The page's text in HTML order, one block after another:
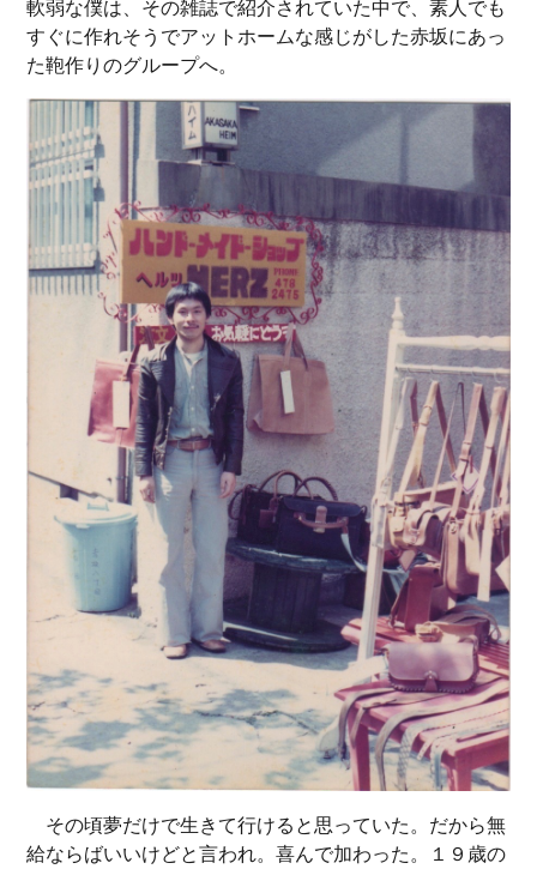
軟弱な僕は、その雑誌で紹介されていた中で、素人でも
すぐに作れそうでアットホームな感じがした赤坂にあっ
た鞄作りのグループへ。
その頃夢だけで生きて行けると思っていた。だから無
給ならばいいけどと言われ。喜んで加わった。１９歳の